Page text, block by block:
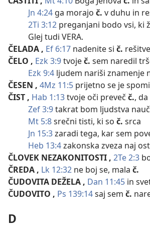
Jn 4:24 ga morajo č. v duhu in
2Ti 3:12 preganjani bodo vsi, ki
Glej tudi VERA.
ČELADA , Ef 6:17 nadenite si č. rešitve
ČELO , Ezk 3:9tvoječ. sem naredil
Ezk 9:4 ljudem nariši znamenje
ČESEN , 4Mz 11:5 prijetno se je
ČIST , Hab 1:13tvoje oči preveč č.,
Zef 3:9takrat bom ljudstva
Mt 5:8srečni tisti, ki so č. srca
Jn 15:3zaradi tega, kar sem
Heb 13:4zakonska zveza naj
ČLOVEK NEZAKONITOSTI , 2Te 2:3
ČREDA , Lk 12:32 ne boj se, mala č.
ČUDOVITA DEŽELA , Dan 11:45 in
ČUDOVITO , Ps 139:14saj sem č.
D